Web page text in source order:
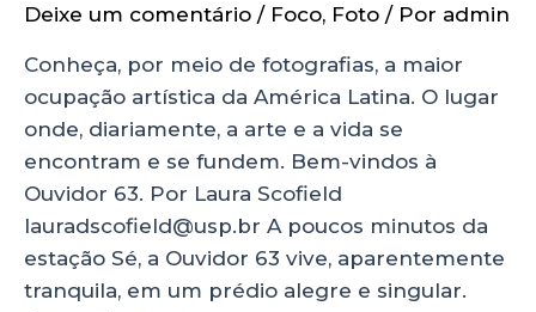
Deixe um comentário / Foco, Foto / Por admin
Conheça, por meio de fotografias, a maior
ocupação artística da América Latina. O lugar
onde, diariamente, a arte e a vida se
encontram e se fundem. Bem-vindos à
Ouvidor 63. Por Laura Scofield
lauradscofield@usp.br A poucos minutos da
estação Sé, a Ouvidor 63 vive, aparentemente
tranquila, em um prédio alegre e singular.